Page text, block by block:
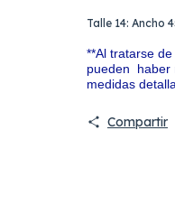
Talle 14: Ancho
**Al tratarse
pueden haber
medidas
Compartir